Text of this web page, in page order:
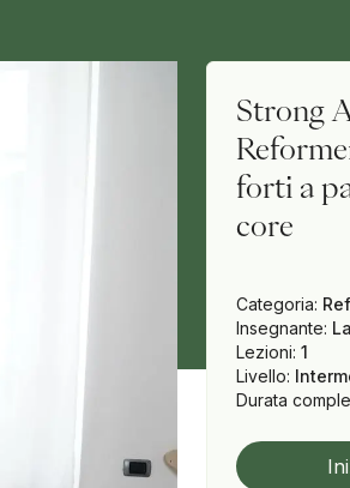
Strong
forti a
core
Categoria:
Insegnante:
Lezioni: 1
Livello:
Durata